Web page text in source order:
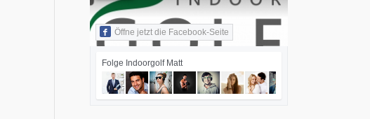
Öffne jetzt die Facebook-Seite
Folge Indoorgolf Matt